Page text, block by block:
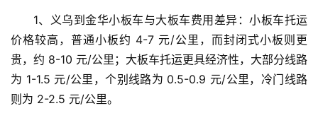
1、义乌到金华小板车与大板车费用差异：小板车托运
价格较高，普通小板约 4-7 元/公里，而封闭式小板则更
贵，约 8-10 元/公里；大板车托运更具经济性，大部分线路
为 1-1.5 元/公里，个别线路为 0.5-0.9 元/公里，冷门线路
则为 2-2.5 元/公里。